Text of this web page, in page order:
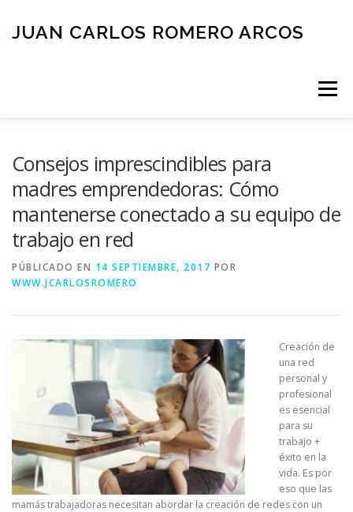
contenido
JUAN CARLOS ROMERO ARCOS
Menú
CONTACTO
ESPAÑOL
Consejos imprescindibles para
madres emprendedoras: Cómo
mantenerse conectado a su equipo de
trabajo en red
PÚBLICADO EN 14 SEPTIEMBRE, 2017 POR
WWW.JCARLOSROMERO
Creación de
una red
personal y
profesional
es esencial
para su
trabajo +
éxito en la
vida. Es por
eso que las
mamás trabajadoras necesitan abordar la creación de redes con un